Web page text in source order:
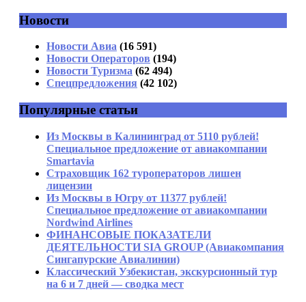
Имя*
Email*
Сайт
Новости
Новости Авиа (16 591)
Новости Операторов (194)
Новости Туризма (62 494)
Спецпредложения (42 102)
Популярные статьи
Из Москвы в Калининград от 5110 рублей!
Специальное предложение от авиакомпании
Smartavia
Страховщик 162 туроператоров лишен
лицензии
Из Москвы в Югру от 11377 рублей!
Специальное предложение от авиакомпании
Nordwind Airlines
ФИНАНСОВЫЕ ПОКАЗАТЕЛИ
ДЕЯТЕЛЬНОСТИ SIA GROUP (Авиакомпания
Сингапурские Авиалинии)
Классический Узбекистан, экскурсионный тур
на 6 и 7 дней — сводка мест